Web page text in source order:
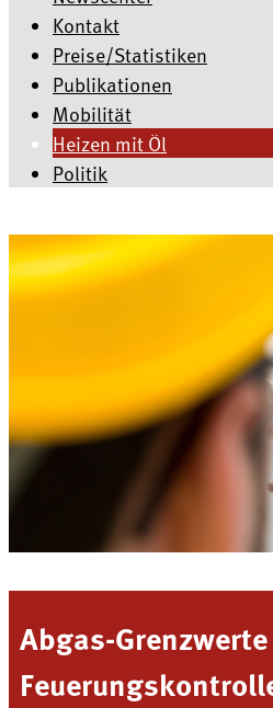
Kontakt
Preise/Statistiken
Publikationen
Mobilität
Heizen mit Öl
Politik
Abgas-